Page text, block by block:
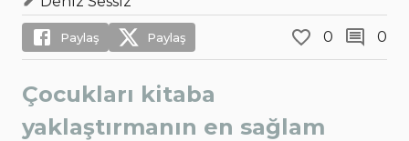
Paylaş Paylaş 0 0
Çocukları kitaba
yaklaştırmanın en sağlam